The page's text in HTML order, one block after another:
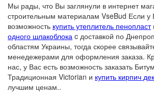
Мы рады, что Вы заглянули в интернет
строительным материалам VseBud Если у
возможность купить утеплитель пенопласт
одного шлакоблока c доставкой по
областям Украины, тогда скорее
менедежерами для оформления заказа.
нас, у Вас есть возможность заказать
Традиционная Victorian и купить кирпич
лучшим ценам..